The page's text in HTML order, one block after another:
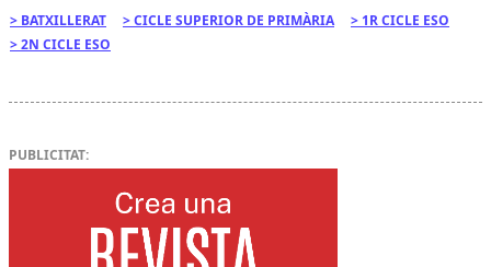
BATXILLERAT CICLE SUPERIOR DE PRIMÀRIA
1R CICLE ESO
2N CICLE ESO
PUBLICITAT: